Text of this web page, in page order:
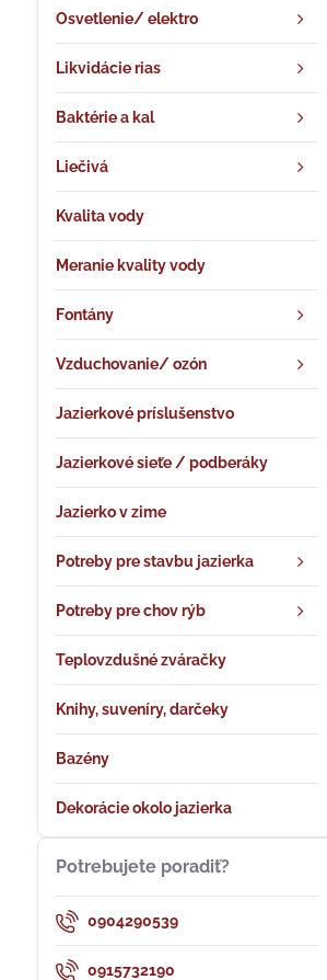
Osvetlenie/ elektro
Likvidácie rias
Baktérie a kal
Liečivá
Kvalita vody
Meranie kvality vody
Fontány
Vzduchovanie/ ozón
Jazierkové príslušenstvo
Jazierkové sieťe / podberáky
Jazierko v zime
Potreby pre stavbu jazierka
Potreby pre chov rýb
Teplovzdušné zváračky
Knihy, suveníry, darčeky
Bazény
Dekorácie okolo jazierka
Potrebujete poradiť?
0904290539
0915732190